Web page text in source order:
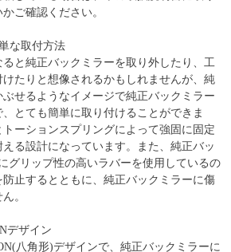
ご確認ください。
な取付方法
と純正バックミラーを取り外したり、工
たりと想像されるかもしれませんが、純
せるようなイメージで純正バックミラー
とても簡単に取り付けることができま
ーションスプリングによって強固に固定
る設計になっています。また、純正バッ
グリップ性の高いラバーを使用しているの
止するとともに、純正バックミラーに傷
。
デザイン
八角形)デザインで、純正バックミラーに